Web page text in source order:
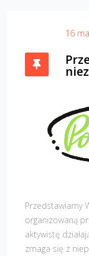
16
Przedstawiamy
organizowaną
aktywistę
zmaga się z